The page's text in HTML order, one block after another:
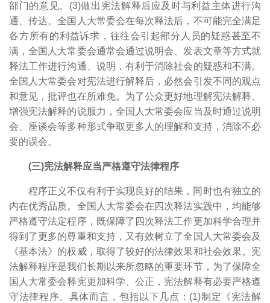
部门的意见。(3)做出宪法解释后应及时与利益主体进行沟
通、传达。全国人大常委会在每次释法后，不可能完全满足
各方所有的利益诉求，往往会引起部分人员的疑惑甚至不
满，全国人大常委会通常会通过说明会、发表文章等方式就
释法工作进行沟通、说明，有利于消除社会的疑惑和不满。
全国人大常委会对宪法进行解释后，必然会引发不同的观点
和意见，批评也在所难免。为了公众更好地理解宪法解释、
增强宪法解释的说服力，全国人大常委会应当及时通过说明
会、座谈会等多种形式争取更多人的理解和支持，消除不必
要的误会。
(三)宪法解释应当严格遵守法律程序
程序正义不仅有利于实现良好的结果，同时也有独立的
内在优秀品质。 全国人大常委会在四次释法实践中，均能够
严格遵守法定程序，既保障了四次释法工作更加科学合理并
得到了更多的尊重和支持，又有效树立了全国人大常委会及
《基本法》的权威，取得了较好的法律效果和社会效果。宪
法解释程序是我们长期以来所忽略的重要环节，为了保障全
国人大常委会释宪更加科学、公正，宪法解释有必要严格遵
守法律程序。具体而言，包括以下几点：(1)制定《宪法解